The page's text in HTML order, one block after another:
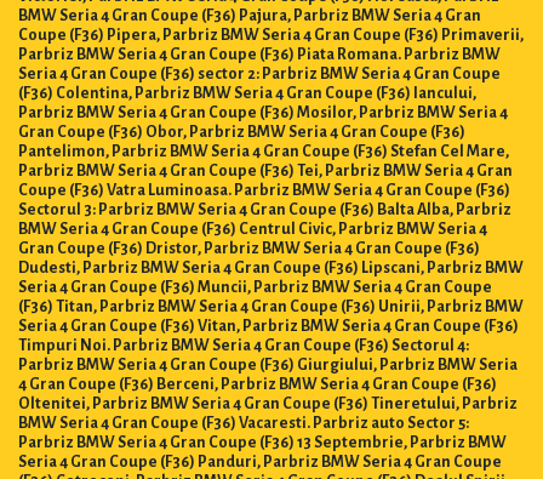
BMW Seria 4 Gran Coupe (F36) Pajura, Parbriz BMW Seria 4 Gran
Coupe (F36) Pipera, Parbriz BMW Seria 4 Gran Coupe (F36) Primaverii,
Parbriz BMW Seria 4 Gran Coupe (F36) Piata Romana. Parbriz BMW
Seria 4 Gran Coupe (F36) sector 2: Parbriz BMW Seria 4 Gran Coupe
(F36) Colentina, Parbriz BMW Seria 4 Gran Coupe (F36) Iancului,
Parbriz BMW Seria 4 Gran Coupe (F36) Mosilor, Parbriz BMW Seria 4
Gran Coupe (F36) Obor, Parbriz BMW Seria 4 Gran Coupe (F36)
Pantelimon, Parbriz BMW Seria 4 Gran Coupe (F36) Stefan Cel Mare,
Parbriz BMW Seria 4 Gran Coupe (F36) Tei, Parbriz BMW Seria 4 Gran
Coupe (F36) Vatra Luminoasa. Parbriz BMW Seria 4 Gran Coupe (F36)
Sectorul 3: Parbriz BMW Seria 4 Gran Coupe (F36) Balta Alba, Parbriz
BMW Seria 4 Gran Coupe (F36) Centrul Civic, Parbriz BMW Seria 4
Gran Coupe (F36) Dristor, Parbriz BMW Seria 4 Gran Coupe (F36)
Dudesti, Parbriz BMW Seria 4 Gran Coupe (F36) Lipscani, Parbriz BMW
Seria 4 Gran Coupe (F36) Muncii, Parbriz BMW Seria 4 Gran Coupe
(F36) Titan, Parbriz BMW Seria 4 Gran Coupe (F36) Unirii, Parbriz BMW
Seria 4 Gran Coupe (F36) Vitan, Parbriz BMW Seria 4 Gran Coupe (F36)
Timpuri Noi. Parbriz BMW Seria 4 Gran Coupe (F36) Sectorul 4:
Parbriz BMW Seria 4 Gran Coupe (F36) Giurgiului, Parbriz BMW Seria
4 Gran Coupe (F36) Berceni, Parbriz BMW Seria 4 Gran Coupe (F36)
Oltenitei, Parbriz BMW Seria 4 Gran Coupe (F36) Tineretului, Parbriz
BMW Seria 4 Gran Coupe (F36) Vacaresti. Parbriz auto Sector 5:
Parbriz BMW Seria 4 Gran Coupe (F36) 13 Septembrie, Parbriz BMW
Seria 4 Gran Coupe (F36) Panduri, Parbriz BMW Seria 4 Gran Coupe